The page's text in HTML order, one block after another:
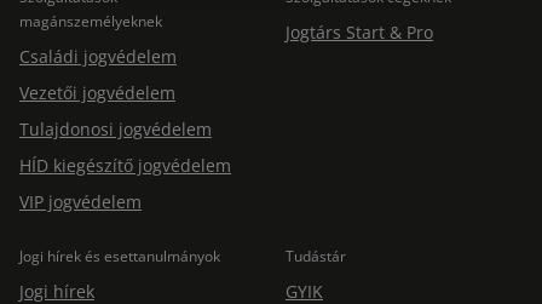
magánszemélyeknek
Családi jogvédelem
Vezetői jogvédelem
Tulajdonosi jogvédelem
HÍD kiegészítő jogvédelem
VIP jogvédelem
Jogtárs Start & Pro
Jogi hírek és esettanulmányok
Jogi hírek
Tudástár
GYIK